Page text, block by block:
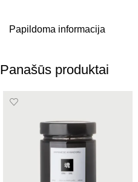
Papildoma informacija
Panašūs produktai